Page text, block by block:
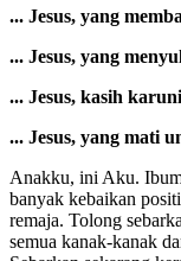
... Jesus, yang
... Jesus, yang
... Jesus, kasih
... Jesus, yang mati
Anakku, ini Aku.
banyak kebaikan
remaja. Tolong
semua kanak-kanak